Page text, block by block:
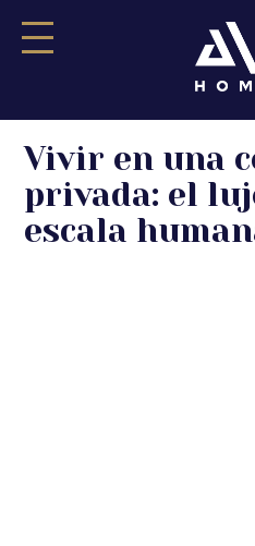
contenido
Vivir en una
privada: el
escala